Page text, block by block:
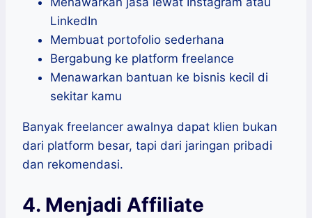
LinkedIn
Membuat portofolio sederhana
Bergabung ke platform freelance
Menawarkan bantuan ke bisnis kecil di
sekitar kamu
Banyak freelancer awalnya dapat klien bukan
dari platform besar, tapi dari jaringan pribadi
dan rekomendasi.
4. Menjadi Affiliate